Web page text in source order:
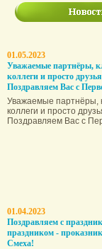
01.05.2023
Уважаемые партнёры,
коллеги и просто
Поздравляем Вас с
Уважаемые партнёры,
коллеги и просто
Поздравляем Вас с
01.04.2023
Поздравляем с
праздником -
Смеха!